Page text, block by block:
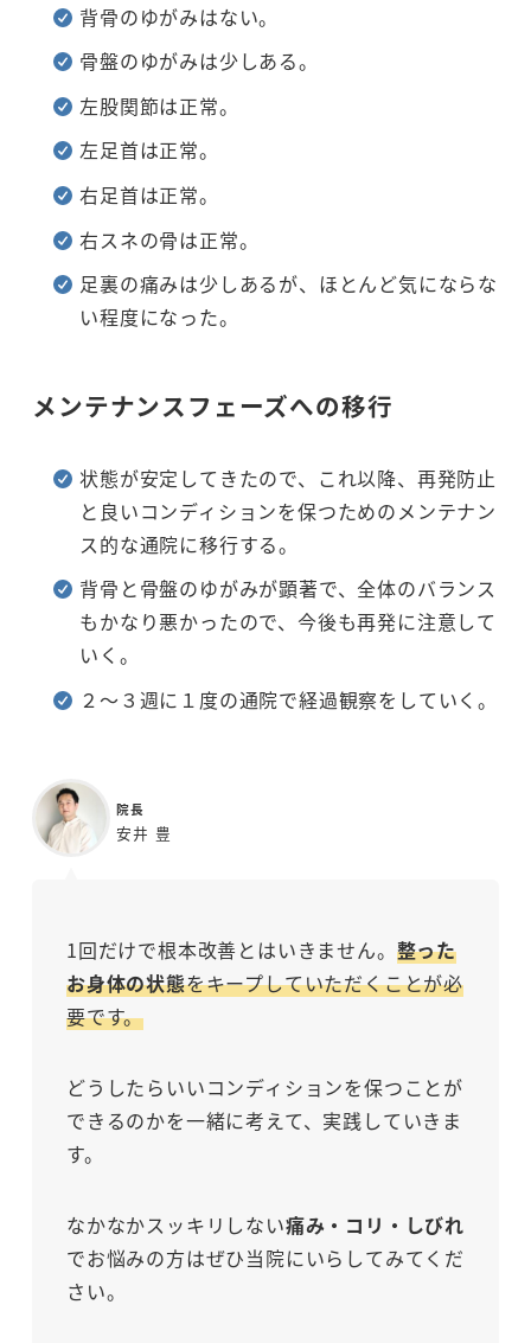
背骨のゆがみはない。
骨盤のゆがみは少しある。
左股関節は正常。
左足首は正常。
右足首は正常。
右スネの骨は正常。
足裏の痛みは少しあるが、ほとんど気にならな
い程度になった。
メンテナンスフェーズへの移行
状態が安定してきたので、これ以降、再発防止
と良いコンディションを保つためのメンテナン
ス的な通院に移行する。
背骨と骨盤のゆがみが顕著で、全体のバランス
もかなり悪かったので、今後も再発に注意して
いく。
２～３週に１度の通院で経過観察をしていく。
院長
安井 豊
1回だけで根本改善とはいきません。 整った
お身体の状態をキープしていただくことが必
要です。
どうしたらいいコンディションを保つことが
できるのかを一緒に考えて、実践していきま
す。
なかなかスッキリしない痛み・コリ・しびれ
でお悩みの方はぜひ当院にいらしてみてくだ
さい。